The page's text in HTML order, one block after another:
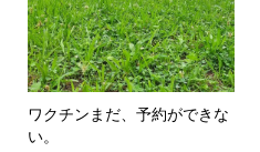
ワクチンまだ、予約ができな
い。